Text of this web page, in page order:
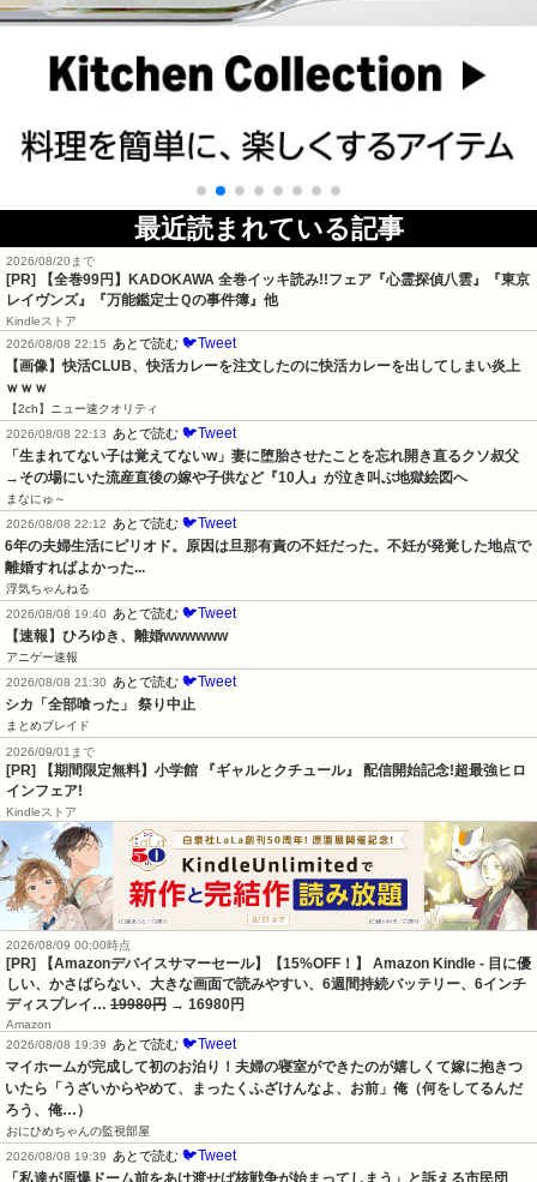
最近読まれている記事
2026/08/20まで
[PR]
【全巻99円】KADOKAWA 全巻イッキ読み!!フェア『心霊探偵八雲』『東京
レイヴンズ』『万能鑑定士Ｑの事件簿』他
Kindleストア
2026/08/08 22:15
あとで読む 🐦Tweet
【画像】快活CLUB、快活カレーを注文したのに快活カレーを出してしまい炎上
ｗｗｗ
【2ch】ニュー速クオリティ
2026/08/08 22:13
あとで読む 🐦Tweet
「生まれてない子は覚えてないw」妻に堕胎させたことを忘れ開き直るクソ叔父
→その場にいた流産直後の嫁や子供など『10人』が泣き叫ぶ地獄絵図へ
まなにゅ～
2026/08/08 22:12
あとで読む 🐦Tweet
6年の夫婦生活にピリオド。原因は旦那有責の不妊だった。不妊が発覚した地点で
離婚すればよかった...
浮気ちゃんねる
2026/08/08 19:40
あとで読む 🐦Tweet
【速報】ひろゆき、離婚wwwwww
アニゲー速報
2026/08/08 21:30
あとで読む 🐦Tweet
シカ「全部喰った」 祭り中止
まとめブレイド
2026/09/01まで
[PR] 【期間限定無料】小学館 『ギャルとクチュール』 配信開始記念!超最強ヒロ
インフェア!
Kindleストア
2026/08/09 00:00時点
[PR] 【Amazonデバイスサマーセール】【15%OFF！】 Amazon Kindle - 目に優
しい、かさばらない、大きな画面で読みやすい、6週間持続バッテリー、6インチ
ディスプレイ… 19980円 → 16980円
Amazon
2026/08/08 19:39
あとで読む 🐦Tweet
マイホームが完成して初のお泊り！夫婦の寝室ができたのが嬉しくて嫁に抱きつ
いたら「うざいからやめて、まったくふざけんなよ、お前」俺（何をしてるんだ
ろう、俺…）
おにひめちゃんの監視部屋
2026/08/08 19:39
あとで読む 🐦Tweet
「私達が原爆ドーム前をあけ渡せば核戦争が始まってしまう」と訴える市民団